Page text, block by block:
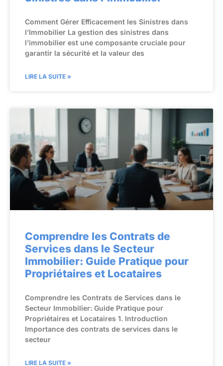
Comment Gérer Efficacement les Sinistres dans
l’Immobilier La gestion des sinistres dans
l’immobilier est une composante cruciale pour
garantir la sécurité et la valeur des
LIRE LA SUITE »
Comprendre les Contrats de
Services dans le Secteur
Immobilier: Guide Pratique pour
Propriétaires et Locataires
Comprendre les Contrats de Services dans le
Secteur Immobilier: Guide Pratique pour
Propriétaires et Locataires 1. Introduction
Importance des contrats de services dans le
secteur
LIRE LA SUITE »